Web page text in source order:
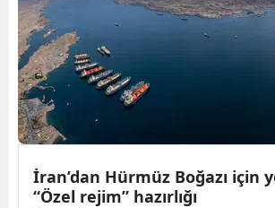
İran’dan Hürmüz Boğazı için
“Özel rejim” hazırlığı